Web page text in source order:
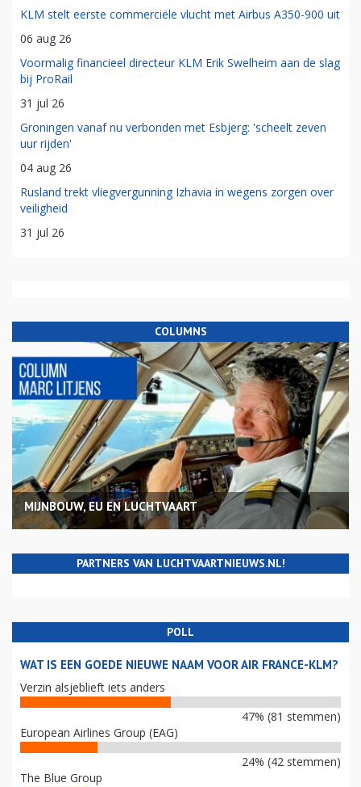
KLM stelt eerste commerciële vlucht met Airbus A350-900 uit
06 aug 26
Voormalig financieel directeur KLM Erik Swelheim aan de slag
bij ProRail
31 jul 26
Groningen vanaf nu verbonden met Esbjerg: 'scheelt zeven
uur rijden'
04 aug 26
Rusland trekt vliegvergunning Izhavia in wegens zorgen over
veiligheid
31 jul 26
COLUMNS
MIJNBOUW, EU EN LUCHTVAART
PARTNERS VAN LUCHTVAARTNIEUWS.NL!
POLL
WAT IS EEN GOEDE NIEUWE NAAM VOOR AIR FRANCE-KLM?
Verzin alsjeblieft iets anders
47% (81 stemmen)
European Airlines Group (EAG)
24% (42 stemmen)
The Blue Group